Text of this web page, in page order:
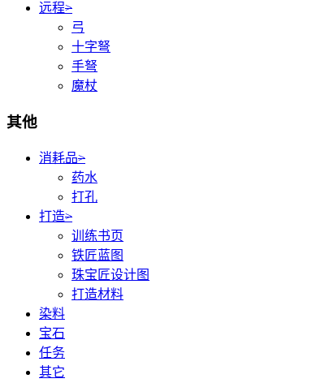
远程>
弓
十字弩
手弩
魔杖
其他
消耗品>
药水
打孔
打造>
训练书页
铁匠蓝图
珠宝匠设计图
打造材料
染料
宝石
任务
其它